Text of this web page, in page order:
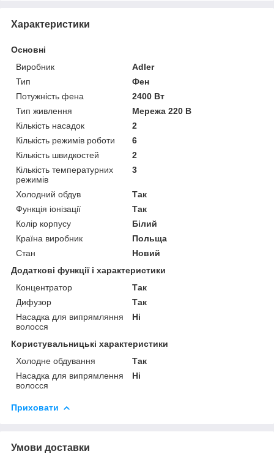
Характеристики
Основні
Виробник
Adler
Тип
Фен
Потужність фена
2400 Вт
Тип живлення
Мережа 220 В
Кількість насадок
2
Кількість режимів роботи
6
Кількість швидкостей
2
Кількість температурних
режимів
3
Холодний обдув
Так
Функція іонізації
Так
Колір корпусу
Білий
Країна виробник
Польща
Стан
Новий
Додаткові функції і характеристики
Концентратор
Так
Дифузор
Так
Насадка для випрямляння
волосся
Ні
Користувальницькі характеристики
Холодне обдування
Так
Насадка для випрямлення
волосся
Ні
Приховати
Умови доставки